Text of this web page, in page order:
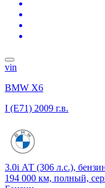
vin
BMW X6
I (E71) 2009 г.в.
3.0i АТ (306 л.с.),
194 000 км, полный,